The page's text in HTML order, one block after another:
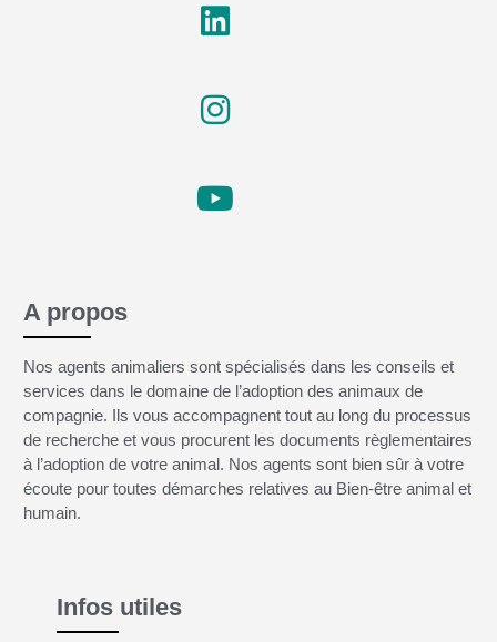
A propos
Nos agents animaliers sont spécialisés dans les conseils et
services dans le domaine de l’adoption des animaux de
compagnie. Ils vous accompagnent tout au long du processus
de recherche et vous procurent les documents règlementaires
à l’adoption de votre animal. Nos agents sont bien sûr à votre
écoute pour toutes démarches relatives au Bien-être animal et
humain.
Infos utiles